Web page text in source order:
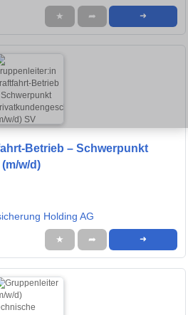
★ ➦ ➜
Betrieb – Schwerpunkt
w/d)
Holding AG
★ ➦ ➜